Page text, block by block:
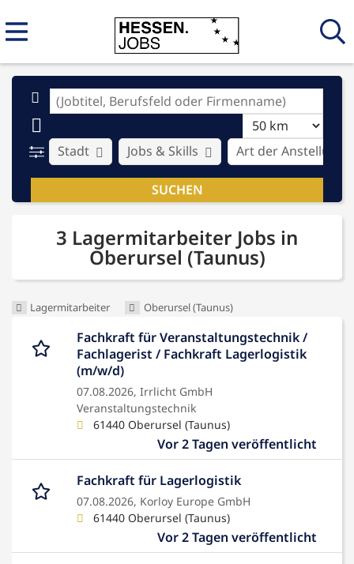
Stadt Art der Anstellung
Jobs & Skills
3 Lagermitarbeiter Jobs in
Oberursel (Taunus)
Lagermitarbeiter Oberursel (Taunus)
Fachkraft für Veranstaltungstechnik /
Fachlagerist / Fachkraft Lagerlogistik
(m/w/d)
07.08.2026, Irrlicht GmbH
Veranstaltungstechnik
61440 Oberursel (Taunus)
Vor 2 Tagen veröffentlicht
Fachkraft für Lagerlogistik
07.08.2026, Korloy Europe GmbH
61440 Oberursel (Taunus)
Vor 2 Tagen veröffentlicht